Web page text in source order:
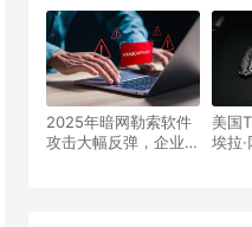
客户数据
等待
2025年暗网勒索软件
攻击大幅反弹，企业
美国
埃拉